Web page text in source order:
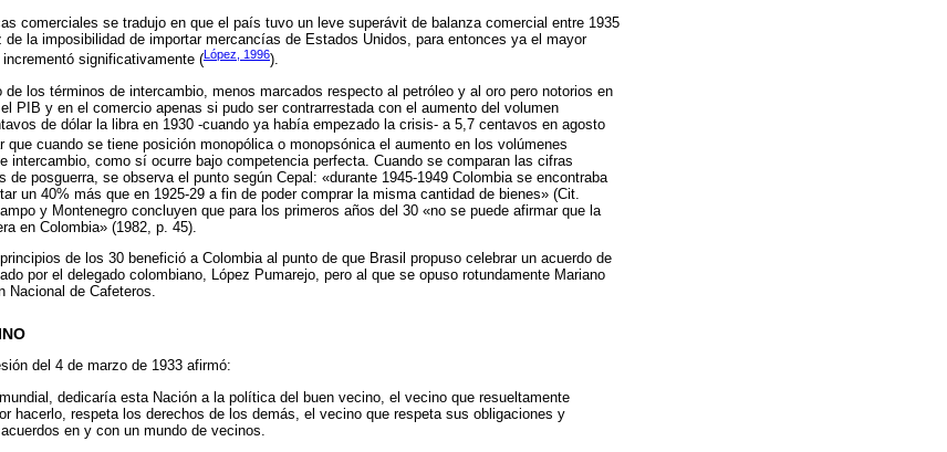
comerciales se tradujo en que el país tuvo un leve superávit de balanza comercial entre 1935
la imposibilidad de importar mercancías de Estados Unidos, para entonces ya el mayor
significativamente (López, 1996).
los términos de intercambio, menos marcados respecto al petróleo y al oro pero notorios en
PIB y en el comercio apenas si pudo ser contrarrestada con el aumento del volumen
de dólar la libra en 1930 -cuando ya había empezado la crisis- a 5,7 centavos en agosto
que cuando se tiene posición monopólica o monopsónica el aumento en los volúmenes
intercambio, como sí ocurre bajo competencia perfecta. Cuando se comparan las cifras
posguerra, se observa el punto según Cepal: «durante 1945-1949 Colombia se encontraba
un 40% más que en 1925-29 a fin de poder comprar la misma cantidad de bienes» (Cit.
y Montenegro concluyen que para los primeros años del 30 «no se puede afirmar que la
en Colombia» (1982, p. 45).
de los 30 benefició a Colombia al punto de que Brasil propuso celebrar un acuerdo de
por el delegado colombiano, López Pumarejo, pero al que se opuso rotundamente Mariano
Nacional de Cafeteros.
del 4 de marzo de 1933 afirmó:
dedicaría esta Nación a la política del buen vecino, el vecino que resueltamente
hacerlo, respeta los derechos de los demás, el vecino que respeta sus obligaciones y
en y con un mundo de vecinos.